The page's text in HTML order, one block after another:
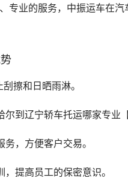
专业的服务，中振运车在
擦和日晒雨淋。
，方便客户交易。
提高员工的保密意识。